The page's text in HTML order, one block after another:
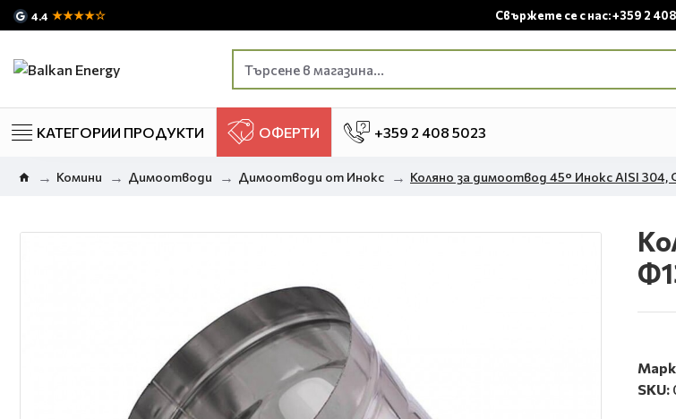
4.4 ★★★★☆ Свържете се с нас: +359 2
КАТЕГОРИИ ПРОДУКТИ ОФЕРТИ +359 2 408 5023
Комини Димоотводи Димоотводи от Инокс Коляно за димоотвод 45° Инокс AISI 304,
SKU: